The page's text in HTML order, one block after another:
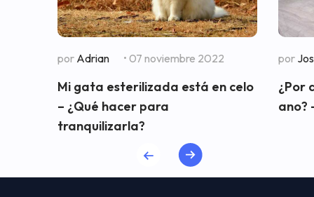
por Adrian • 07 noviembre 2022
Mi gata esterilizada está en celo
– ¿Qué hacer para
tranquilizarla?
por
¿Por
ano?